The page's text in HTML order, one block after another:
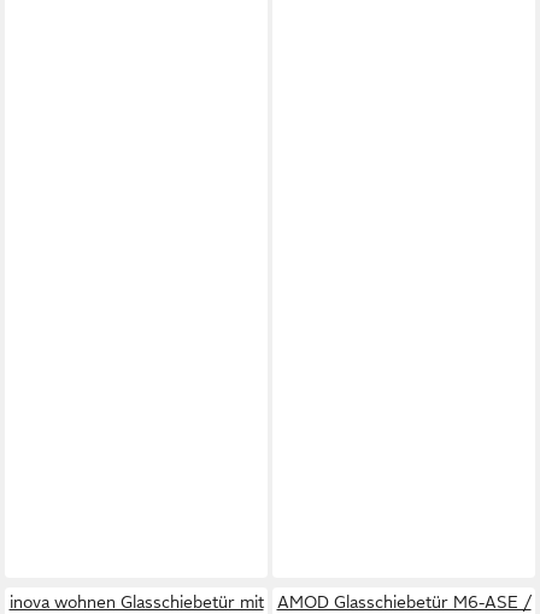
inova wohnen Glasschiebetür mit
AMOD Glasschiebetür M6-ASE /